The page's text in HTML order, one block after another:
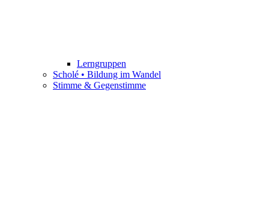
Lerngruppen
Scholé • Bildung im Wandel
Stimme & Gegenstimme